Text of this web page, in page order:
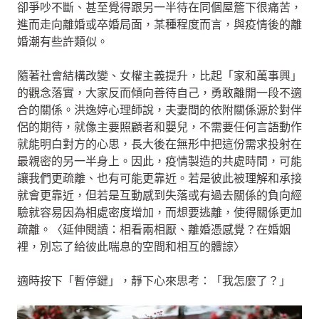
卻爭吵不斷、甚至覺得跟另一半待在同個屋簷下很痛苦，
進而走向離婚或卒婚局面，某種程度而言，與疫情後的離
婚潮有些許類似。
隨著社會結構改變、女權主義提升，比起「家和萬事興」
的觀念落實，大家反而傾向善待自己，勇敢離開一段不適
合的關係。洪逸婷心理師說，夫妻間的依附關係源於對伴
侶的期待，就像主要照顧者和嬰兒，不需要任何言語動作
就能明白對方的心思，長大後在無形中把這份需求投射在
最親密的另一半身上。因此，疫情製造的共處時間，可能
讓我們更疏離、也有可能更靠近。若是彼此被理解和承接
就會更靠近，但若是互動感到失落或有過去關係的負向經
驗就容易因為相處密度增加，而想要逃離，使得關係更加
疏離。〈延伸閱讀：相看兩相厭、離婚憑感覺？在婚姻
裡，別忘了給彼此喘息的空間和相互的體諒〉
適時按下「暫停鍵」，靜下心來思考：「我怎麼了？」